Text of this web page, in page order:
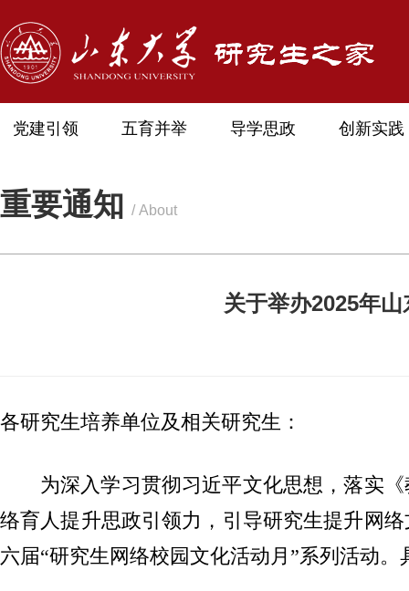
党建引领 五育并举 导学思政 创新实践
重要通知 / About
关于举办2025年
各研究生培养单位及相关研究生：
为深入学习贯彻习近平文化思想，落实
络育人提升思政引领力，引导研究生提升网
六届“研究生网络校园文化活动月”系列活动。